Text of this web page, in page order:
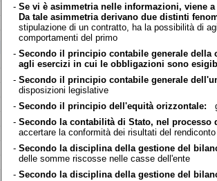
- Se vi è asimmetria nelle informazioni, viene
Da tale asimmetria derivano due distinti
stipulazione di un contratto, ha la possibilità di
comportamenti del primo
- Secondo il principio contabile generale della
agli esercizi in cui le obbligazioni sono
- Secondo il principio contabile generale
disposizioni legislative
- Secondo il principio dell'equità orizzontale:
- Secondo la contabilità di Stato, nel
accertare la conformità dei risultati del
- Secondo la disciplina della gestione del
delle somme riscosse nelle casse dell'ente
- Secondo la disciplina della gestione del